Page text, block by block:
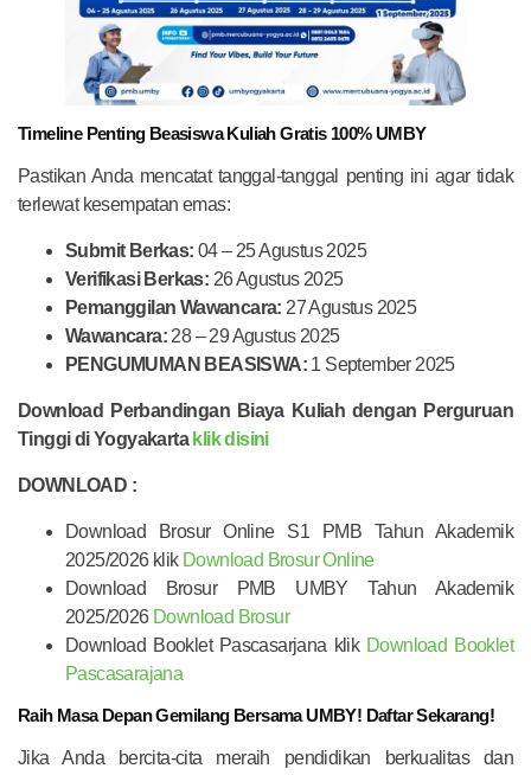
Timeline Penting Beasiswa Kuliah Gratis 100% UMBY
Pastikan Anda mencatat tanggal-tanggal penting ini agar tidak
terlewat kesempatan emas:
Submit Berkas: 04 – 25 Agustus 2025
Verifikasi Berkas: 26 Agustus 2025
Pemanggilan Wawancara: 27 Agustus 2025
Wawancara: 28 – 29 Agustus 2025
PENGUMUMAN BEASISWA: 1 September 2025
Download Perbandingan Biaya Kuliah dengan Perguruan
Tinggi di Yogyakarta klik disini
DOWNLOAD :
Download Brosur Online S1 PMB Tahun Akademik
2025/2026 klik Download Brosur Online
Download Brosur PMB UMBY Tahun Akademik
2025/2026 Download Brosur
Download Booklet Pascasarjana klik Download Booklet
Pascasarajana
Raih Masa Depan Gemilang Bersama UMBY! Daftar Sekarang!
Jika Anda bercita-cita meraih pendidikan berkualitas dan